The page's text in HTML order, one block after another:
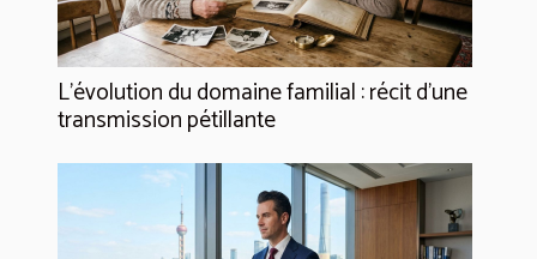
L’évolution du domaine familial : récit d’une
transmission pétillante